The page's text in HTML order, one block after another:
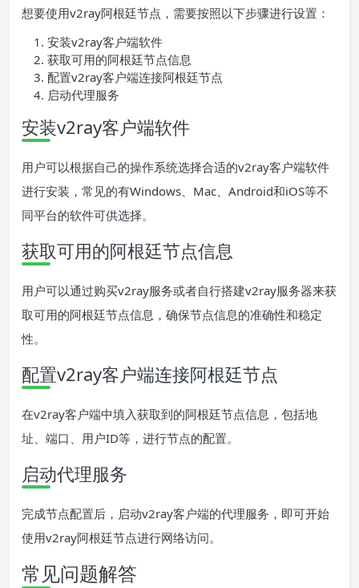
想要使用v2ray阿根廷节点，需要按照以下步骤进行设置：
安装v2ray客户端软件
获取可用的阿根廷节点信息
配置v2ray客户端连接阿根廷节点
启动代理服务
安装v2ray客户端软件
用户可以根据自己的操作系统选择合适的v2ray客户端软件
进行安装，常见的有Windows、Mac、Android和iOS等不
同平台的软件可供选择。
获取可用的阿根廷节点信息
用户可以通过购买v2ray服务或者自行搭建v2ray服务器来获
取可用的阿根廷节点信息，确保节点信息的准确性和稳定
性。
配置v2ray客户端连接阿根廷节点
在v2ray客户端中填入获取到的阿根廷节点信息，包括地
址、端口、用户ID等，进行节点的配置。
启动代理服务
完成节点配置后，启动v2ray客户端的代理服务，即可开始
使用v2ray阿根廷节点进行网络访问。
常见问题解答